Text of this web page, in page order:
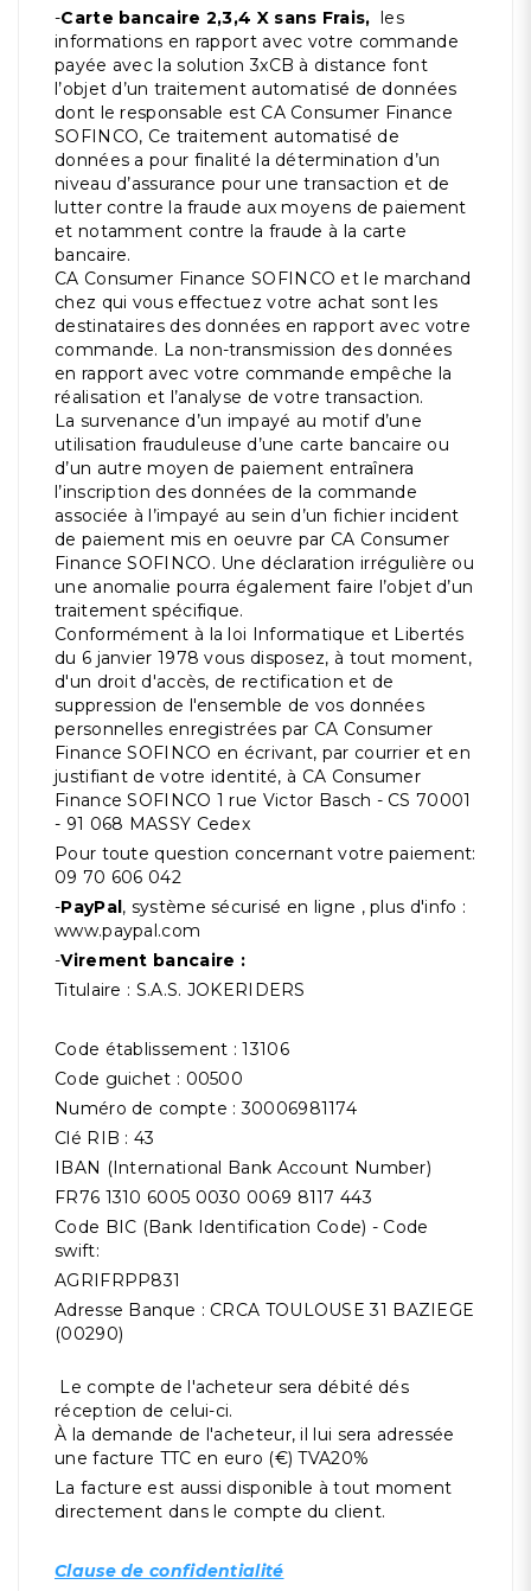
-Carte bancaire 2,3,4 X sans Frais, les
informations en rapport avec votre commande
payée avec la solution 3xCB à distance font
l’objet d’un traitement automatisé de données
dont le responsable est CA Consumer Finance
SOFINCO, Ce traitement automatisé de
données a pour finalité la détermination d’un
niveau d’assurance pour une transaction et de
lutter contre la fraude aux moyens de paiement
et notamment contre la fraude à la carte
bancaire.
CA Consumer Finance SOFINCO et le marchand
chez qui vous effectuez votre achat sont les
destinataires des données en rapport avec votre
commande. La non-transmission des données
en rapport avec votre commande empêche la
réalisation et l’analyse de votre transaction.
La survenance d’un impayé au motif d’une
utilisation frauduleuse d’une carte bancaire ou
d’un autre moyen de paiement entraînera
l’inscription des données de la commande
associée à l’impayé au sein d’un fichier incident
de paiement mis en oeuvre par CA Consumer
Finance SOFINCO. Une déclaration irrégulière ou
une anomalie pourra également faire l’objet d’un
traitement spécifique.
Conformément à la loi Informatique et Libertés
du 6 janvier 1978 vous disposez, à tout moment,
d'un droit d'accès, de rectification et de
suppression de l'ensemble de vos données
personnelles enregistrées par CA Consumer
Finance SOFINCO en écrivant, par courrier et en
justifiant de votre identité, à CA Consumer
Finance SOFINCO 1 rue Victor Basch - CS 70001
- 91 068 MASSY Cedex
Pour toute question concernant votre paiement:
09 70 606 042
-PayPal, système sécurisé en ligne , plus d'info :
www.paypal.com
-Virement bancaire :
Titulaire : S.A.S. JOKERIDERS
Code établissement : 13106
Code guichet : 00500
Numéro de compte : 30006981174
Clé RIB : 43
IBAN (International Bank Account Number)
FR76 1310 6005 0030 0069 8117 443
Code BIC (Bank Identification Code) - Code
swift:
AGRIFRPP831
Adresse Banque : CRCA TOULOUSE 31 BAZIEGE
(00290)
Le compte de l'acheteur sera débité dés
réception de celui-ci.
À la demande de l'acheteur, il lui sera adressée
une facture TTC en euro (€) TVA20%
La facture est aussi disponible à tout moment
directement dans le compte du client.
Clause de confidentialité